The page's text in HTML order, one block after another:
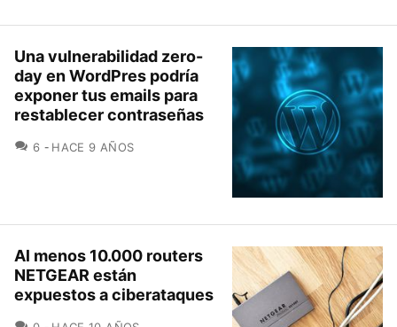
Una vulnerabilidad zero-
day en WordPres podría
exponer tus emails para
restablecer contraseñas
6 COMENTARIOS
HACE 9 AÑOS
Al menos 10.000 routers
NETGEAR están
expuestos a ciberataques